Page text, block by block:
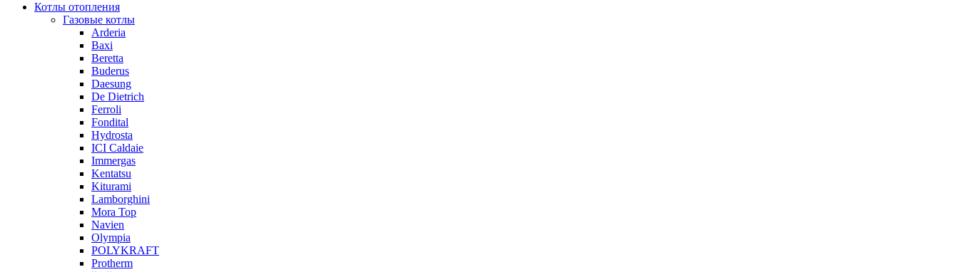
Котлы отопления
Газовые котлы
Arderia
Baxi
Beretta
Buderus
Daesung
De Dietrich
Ferroli
Fondital
Hydrosta
ICI Caldaie
Immergas
Kentatsu
Kiturami
Lamborghini
Mora Top
Navien
Olympia
POLYKRAFT
Protherm